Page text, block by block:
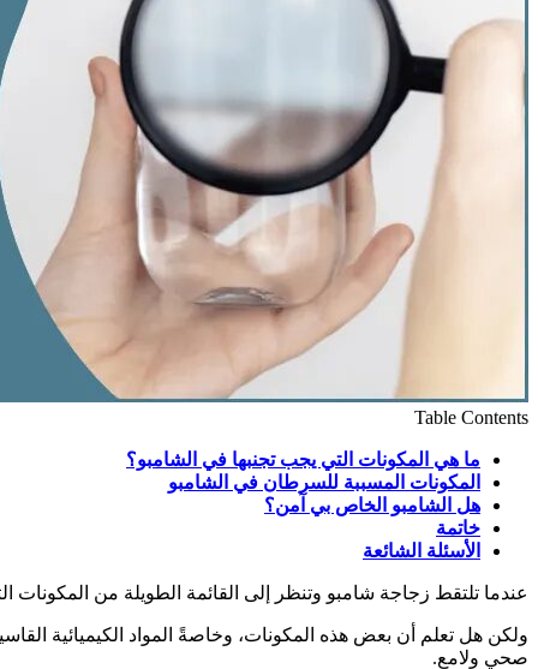
Table Contents
ما هي المكونات التي يجب تجنبها في الشامبو؟
المكونات المسببة للسرطان في الشامبو
هل الشامبو الخاص بي آمن؟
خاتمة
الأسئلة الشائعة
عندما تلتقط زجاجة شامبو وتنظر إلى القائمة الطويلة من
ولكن هل تعلم أن بعض هذه المكونات، وخاصةً المواد الكيميائية
صحي ولامع.